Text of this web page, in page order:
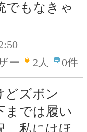
でもなきゃ
ー
2人 0件
どズボン
までは履い
、私にはほ